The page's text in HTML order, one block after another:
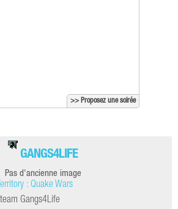
>> Proposez une soirée
GANGS4LIFE
Pas d'ancienne image
: Quake Wars
Gangs4Life